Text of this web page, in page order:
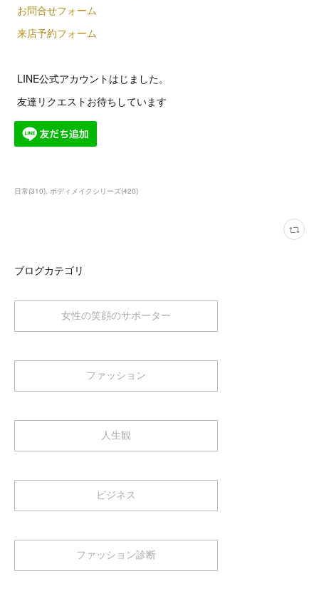
お問合せフォーム
来店予約フォーム
LINE公式アカウントはじました。
友達リクエストお待ちしています
日常(310) ボディメイクシリーズ(420)
ブログカテゴリ
女性の笑顔のサポーター
ファッション
人生観
ビジネス
ファッション診断